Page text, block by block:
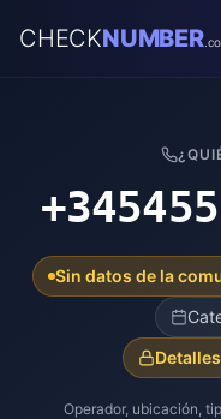
CHECKNUMBER
Sin datos de la
Operador, ubicación,